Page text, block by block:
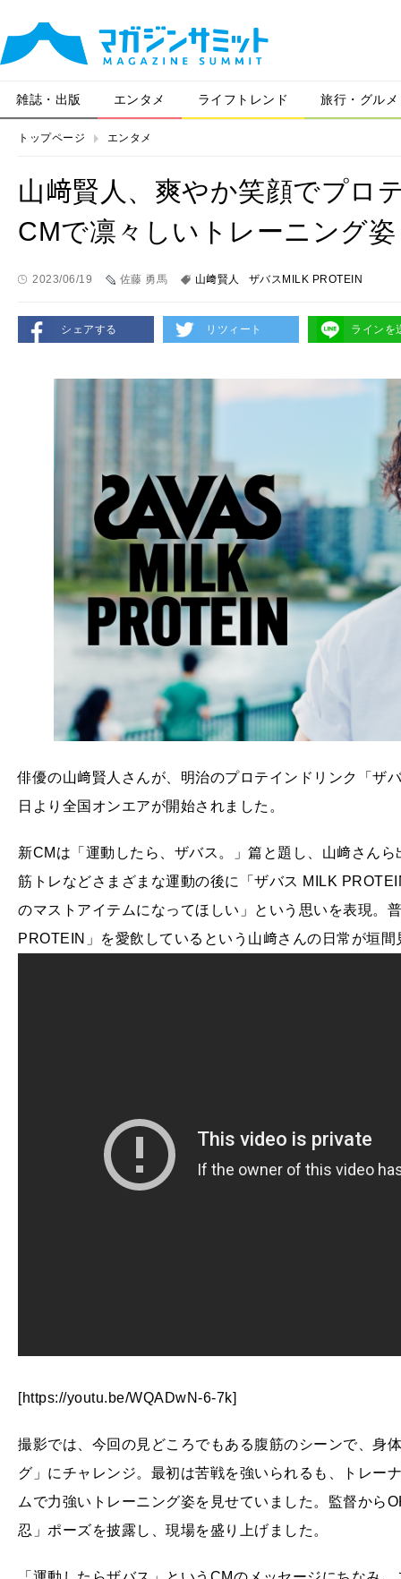
雑誌・出版 エンタメ ライフトレンド 旅行・グルメ
トップページ エンタメ
山﨑賢人、爽やか笑顔でプロ
CMで凛々しいトレーニング姿
2023/06/19 佐藤 勇馬 山﨑賢人 ザバスMILK PROTEIN
シェアする リツィート ラインを
俳優の山﨑賢人さんが、明治のプロテインドリンク「ザ
日より全国オンエアが開始されました。
新CMは「運動したら、ザバス。」篇と題し、山﨑さん
筋トレなどさまざまな運動の後に「ザバス MILK
のマストアイテムになってほしい」という思いを表現。
PROTEIN」を愛飲しているという山﨑さんの日常が垣
[https://youtu.be/WQADwN-6-7k]
撮影では、今回の見どころでもある腹筋のシーンで、身
グ」にチャレンジ。最初は苦戦を強いられるも、トレー
ムで力強いトレーニング姿を見せていました。監督から
忍」ポーズを披露し、現場を盛り上げました。